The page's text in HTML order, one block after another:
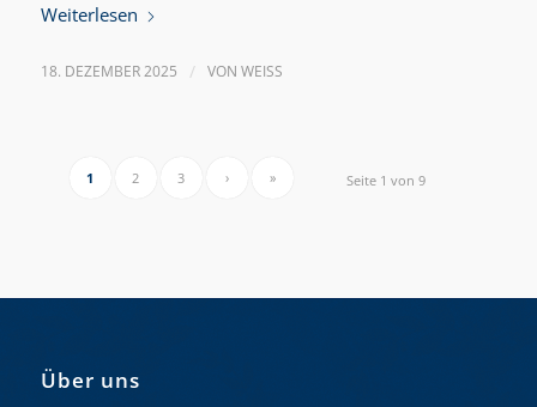
Weiterlesen
18. DEZEMBER 2025 / VON WEISS
Seite 1 von 9
1 2 3 › »
Über uns